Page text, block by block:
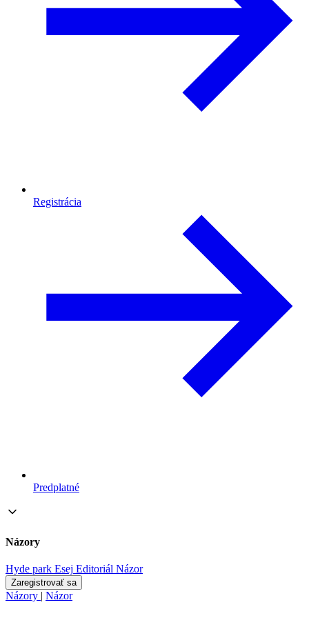
Registrácia
Predplatné
Názory
Hyde park Esej Editoriál Názor
Zaregistrovať sa
Názory | Názor